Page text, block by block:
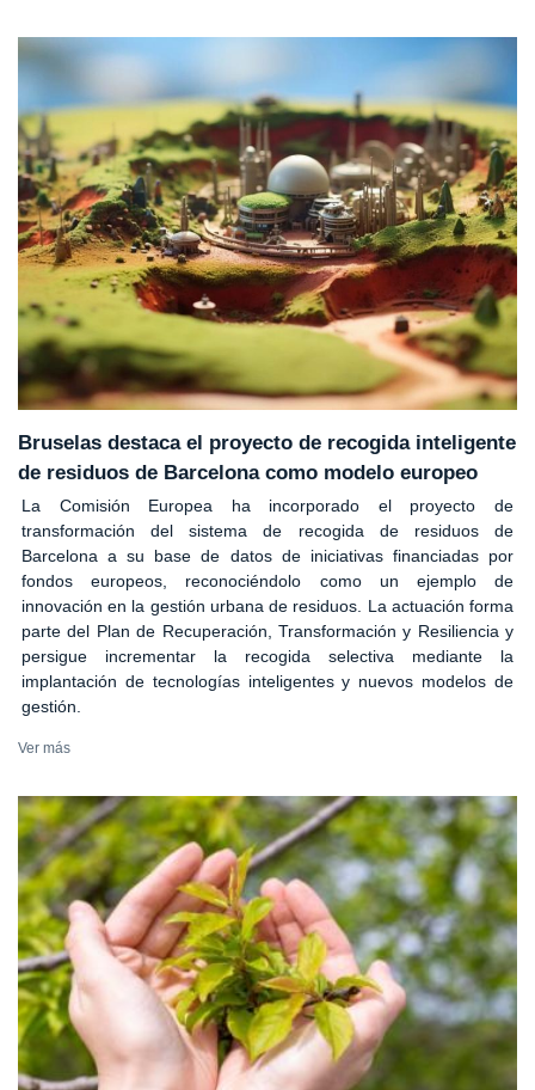
Bruselas destaca el proyecto de recogida inteligente
de residuos de Barcelona como modelo europeo
La Comisión Europea ha incorporado el proyecto de
transformación del sistema de recogida de residuos de
Barcelona a su base de datos de iniciativas financiadas por
fondos europeos, reconociéndolo como un ejemplo de
innovación en la gestión urbana de residuos. La actuación forma
parte del Plan de Recuperación, Transformación y Resiliencia y
persigue incrementar la recogida selectiva mediante la
implantación de tecnologías inteligentes y nuevos modelos de
gestión.
Ver más